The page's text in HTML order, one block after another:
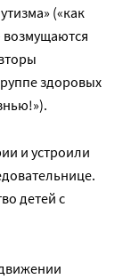
(«как
возмущаются
здоровых
и устроили
детей с